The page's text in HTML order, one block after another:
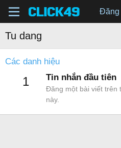
Đăng
Tu dang
Các danh hiệu
1 Tin nhắn đầu tiên
Đăng một bài viết trên
này.